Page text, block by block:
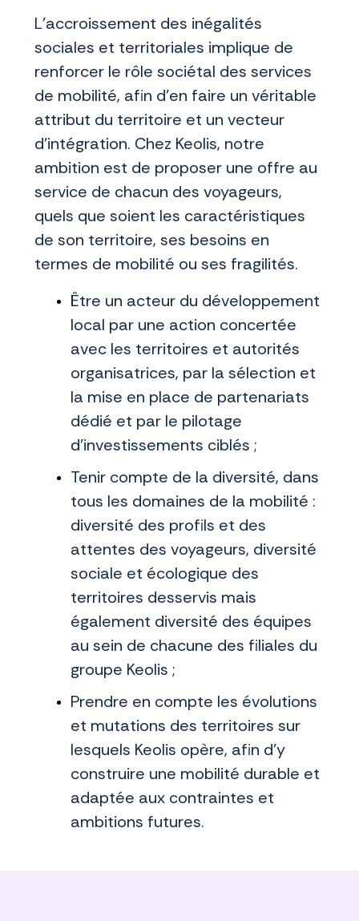
L’accroissement des inégalités
sociales et territoriales implique de
renforcer le rôle sociétal des services
de mobilité, afin d’en faire un véritable
attribut du territoire et un vecteur
d’intégration. Chez Keolis, notre
ambition est de proposer une offre au
service de chacun des voyageurs,
quels que soient les caractéristiques
de son territoire, ses besoins en
termes de mobilité ou ses fragilités.
Être un acteur du développement
local par une action concertée
avec les territoires et autorités
organisatrices, par la sélection et
la mise en place de partenariats
dédié et par le pilotage
d’investissements ciblés ;
Tenir compte de la diversité, dans
tous les domaines de la mobilité :
diversité des profils et des
attentes des voyageurs, diversité
sociale et écologique des
territoires desservis mais
également diversité des équipes
au sein de chacune des filiales du
groupe Keolis ;
Prendre en compte les évolutions
et mutations des territoires sur
lesquels Keolis opère, afin d’y
construire une mobilité durable et
adaptée aux contraintes et
ambitions futures.